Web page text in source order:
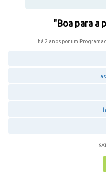
"Boa para a
há 2 anos por um